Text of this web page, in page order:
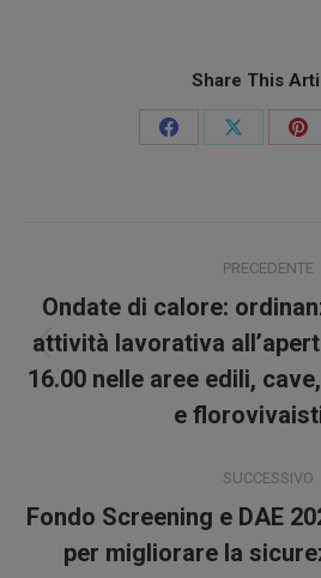
Share This
CondividiCondividi
tra
PRECEDENTE
Post
Ondate di calore:
attività lavorativa
16.00 nelle aree edili,
e
SUCCESSIVO
post:
Fondo Screening e DAE
per migliorare la